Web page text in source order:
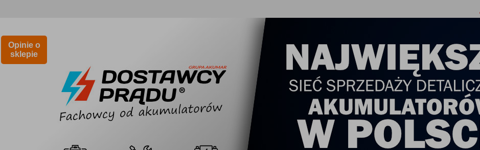
Opinie o
sklepie